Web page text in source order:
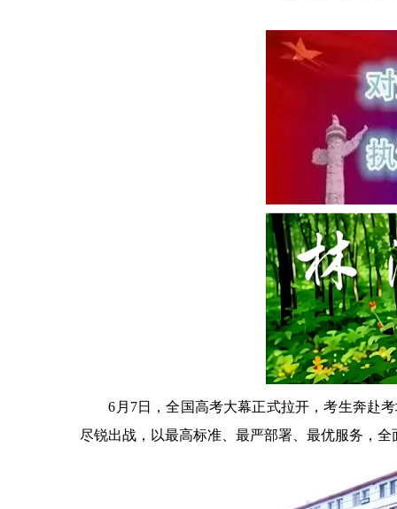
6月7日，全国高考大幕正式拉开，考生奔赴考
尽锐出战，以最高标准、最严部署、最优服务，